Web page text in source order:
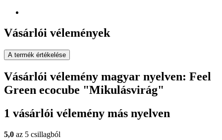
Vásárlói vélemények
A termék értékelése
Vásárlói vélemény magyar nyelven: Feel
Green ecocube "Mikulásvirág"
1 vásárlói vélemény más nyelven
5,0 az 5 csillagból